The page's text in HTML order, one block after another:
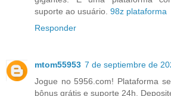
suporte ao usuário. 98z plataforma
Responder
mtom55953 7 de septiembre de
Jogue no 5956.com! Plataforma
bônus grátis e suporte 24h.